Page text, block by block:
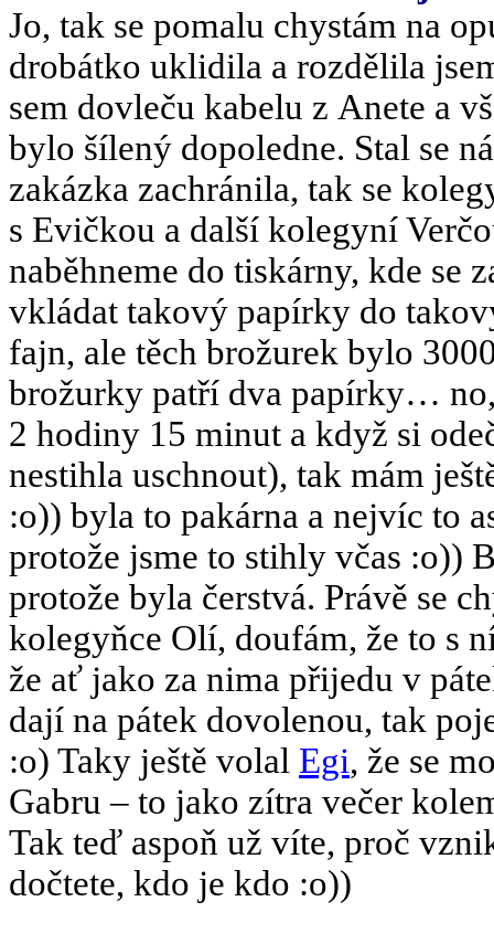
Jo, tak se pomalu chystám na
drobátko uklidila a rozdělila
sem dovleču kabelu z Anete a
bylo šílený dopoledne. Stal se
zakázka zachránila, tak se
s Evičkou a další kolegyní
naběhneme do tiskárny, kde se
vkládat takový papírky do
fajn, ale těch brožurek bylo
brožurky patří dva papírky…
2 hodiny 15 minut a když si
nestihla uschnout), tak mám
:o)) byla to pakárna a nejvíc to
protože jsme to stihly včas :o))
protože byla čerstvá. Právě se
kolegyňce Olí, doufám, že to s
že ať jako za nima přijedu v
dají na pátek dovolenou, tak
:o) Taky ještě volal Egi, že se
Gabru – to jako zítra večer
Tak teď aspoň už víte, proč
dočtete, kdo je kdo :o))